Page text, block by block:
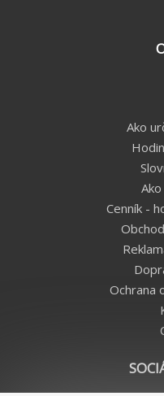
Ako
Cenník -
Ochrana